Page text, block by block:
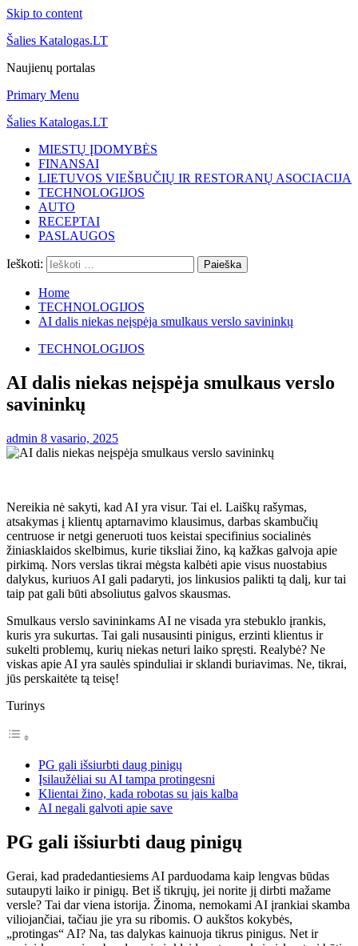
Skip to content
Šalies Katalogas.LT
Naujienų portalas
Primary Menu
Šalies Katalogas.LT
MIESTŲ ĮDOMYBĖS
FINANSAI
LIETUVOS VIEŠBUČIŲ IR RESTORANŲ ASOCIACIJA
TECHNOLOGIJOS
AUTO
RECEPTAI
PASLAUGOS
Ieškoti:
Home
TECHNOLOGIJOS
AI dalis niekas neįspėja smulkaus verslo savininkų
TECHNOLOGIJOS
AI dalis niekas neįspėja smulkaus verslo
savininkų
admin 8 vasario, 2025
Nereikia nė sakyti, kad AI yra visur. Tai el. Laiškų rašymas,
atsakymas į klientų aptarnavimo klausimus, darbas skambučių
centruose ir netgi generuoti tuos keistai specifinius socialinės
žiniasklaidos skelbimus, kurie tiksliai žino, ką kažkas galvoja apie
pirkimą. Nors verslas tikrai mėgsta kalbėti apie visus nuostabius
dalykus, kuriuos AI gali padaryti, jos linkusios palikti tą dalį, kur tai
taip pat gali būti absoliutus galvos skausmas.
Smulkaus verslo savininkams AI ne visada yra stebuklo įrankis,
kuris yra sukurtas. Tai gali nusausinti pinigus, erzinti klientus ir
sukelti problemų, kurių niekas neturi laiko spręsti. Realybė? Ne
viskas apie AI yra saulės spinduliai ir sklandi buriavimas. Ne, tikrai,
jūs perskaitėte tą teisę!
Turinys
PG gali išsiurbti daug pinigų
Įsilaužėliai su AI tampa protingesni
Klientai žino, kada robotas su jais kalba
AI negali galvoti apie save
PG gali išsiurbti daug pinigų
Gerai, kad pradedantiesiems AI parduodama kaip lengvas būdas
sutaupyti laiko ir pinigų. Bet iš tikrųjų, jei norite jį dirbti mažame
versle? Tai dar viena istorija. Žinoma, nemokami AI įrankiai skamba
viliojančiai, tačiau jie yra su ribomis. O aukštos kokybės,
„protingas“ AI? Na, tas dalykas kainuoja tikrus pinigus. Net ir